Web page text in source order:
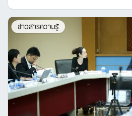
ข่าวสารความรู้